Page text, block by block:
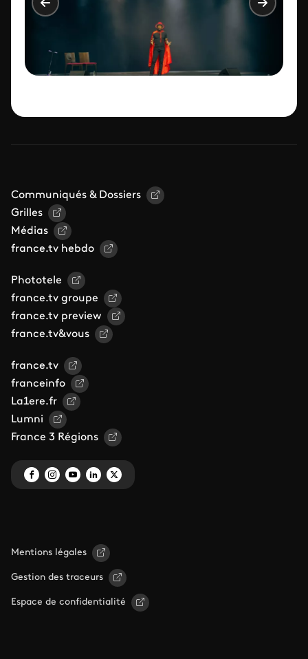
Communiqués & Dossiers
Grilles
Médias
france.tv hebdo
Phototele
france.tv groupe
france.tv preview
france.tv&vous
france.tv
franceinfo
La1ere.fr
Lumni
France 3 Régions
Mentions légales
Gestion des traceurs
Espace de confidentialité